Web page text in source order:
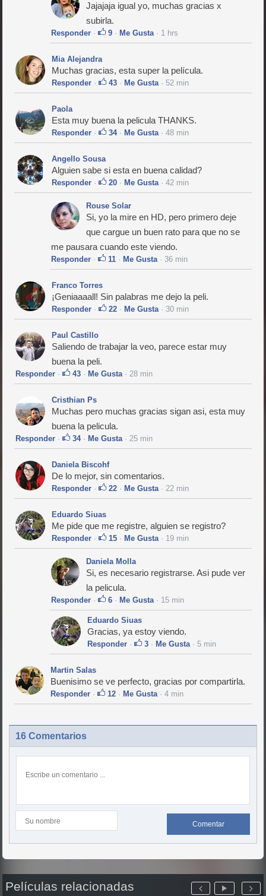
Jajajaja igual yo, muchas gracias x
subirla.
Responder · 9 · Me Gusta· 1 hrs
Mia Alejandra
Muchas gracias, esta super la película.
Responder · 43 · Me Gusta· 52 min
Paola
Esta muy buena la pelicula THANKS.
Responder · 34· Me Gusta· 48 min
Angello Sousa
Alguien sabe si esta en buena calidad?
Responder · 20 · Me Gusta· 42 min
Rouse Solar
Si, yo la mire en HD, pero primero deje
que cargue un buen rato para que no se
me pausara cuando este viendo.
Responder · 11 · Me Gusta· 36 min
Franco Torres
¡Geniaaaall! Sin palabras me dejo la peli.
Responder · 22 · Me Gusta· 30 min
Paul Castillo
Saliendo de trabajar la veo, parece estar muy
buena la peli.
Responder · 43 · Me Gusta· 28 min
Cristhian Ps
Muchas pero muchas gracias sigan asi, esta muy
buena la pelicula.
Responder · 34· Me Gusta· 25 min
Daniela Biscohf
De lo mejor, sin comentarios.
Responder · 22 · Me Gusta· 22 min
Eduardo Siuas
Me pide que me registre, alguien se registro?
Responder · 15 · Me Gusta· 19 min
Daniela Molla
Si, es necesario registrarse. Asi pude ver
la pelicula.
Responder · 6 · Me Gusta· 15 min
Eduardo Siuas
Gracias, ya estoy viendo.
Responder · 3 · Me Gusta· 5 min
Martin Salas
Buenisimo se ve perfecto, gracias por compartirla.
Responder · 12 · Me Gusta· 4 min
16 Comentarios
Comentar
Películas relacionadas